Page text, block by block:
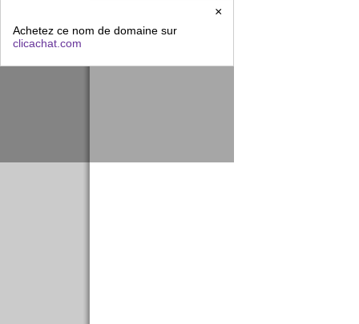
×
Achetez ce nom de domaine sur
clicachat.com